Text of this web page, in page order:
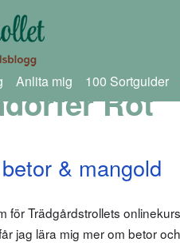
Anlita mig 100 Sortguider
Rot
& mangold
för Trädgårdstrollets
jag lära mig mer om betor